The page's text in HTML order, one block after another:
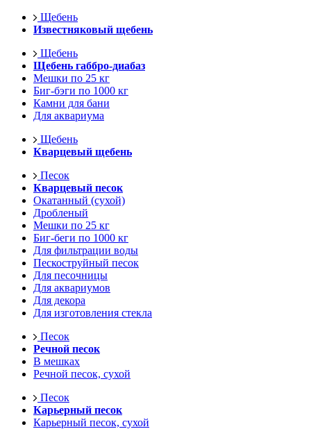
Щебень
Известняковый щебень
Щебень
Щебень габбро-диабаз
Мешки по 25 кг
Биг-бэги по 1000 кг
Камни для бани
Для аквариума
Щебень
Кварцевый щебень
Песок
Кварцевый песок
Окатанный (сухой)
Дробленый
Мешки по 25 кг
Биг-беги по 1000 кг
Для фильтрации воды
Пескоструйный песок
Для песочницы
Для аквариумов
Для декора
Для изготовления стекла
Песок
Речной песок
В мешках
Речной песок, сухой
Песок
Карьерный песок
Карьерный песок, сухой